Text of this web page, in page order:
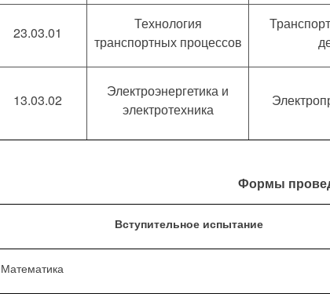
23.03.01
Технология
транспортных процессов
13.03.02
Электроэнергетика и
электротехника
Формы
Вступительное испытание
Математика